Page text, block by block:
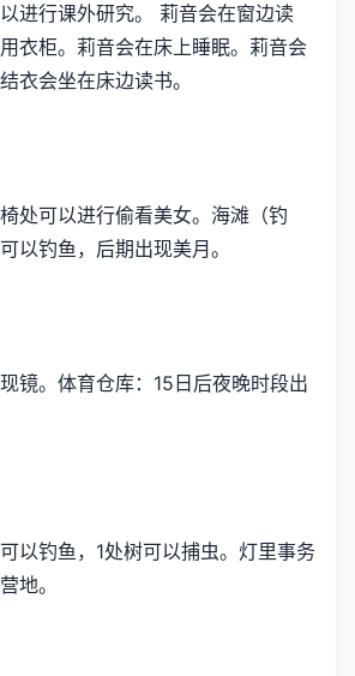
进行课外研究。
莉音会在窗边读
衣柜。 莉音会在床上睡眠。 莉音会
结衣会坐在床边读书。
处可以进行偷看美女。 海滩（钓
以钓鱼，后期出现美月。
镜。 体育仓库：15日后夜晚时段出
以钓鱼，1处树可以捕虫。灯里事务
地。